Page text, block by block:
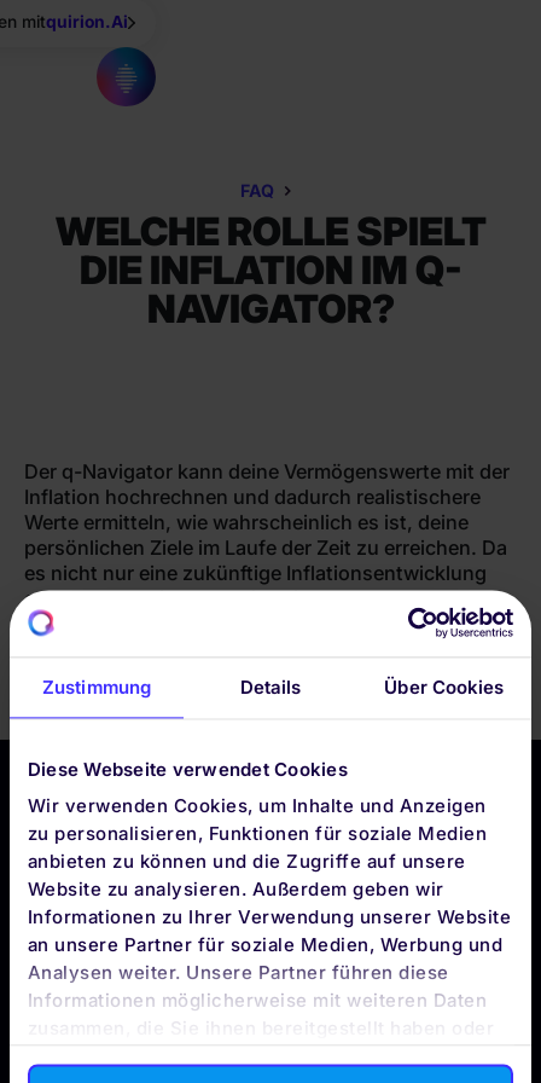
Zustimmung Details Über Cookies
Diese Webseite verwendet Cookies
Wir verwenden Cookies, um Inhalte und Anzeigen
zu personalisieren, Funktionen für soziale Medien
anbieten zu können und die Zugriffe auf unsere
Website zu analysieren. Außerdem geben wir
Informationen zu Ihrer Verwendung unserer Website
an unsere Partner für soziale Medien, Werbung und
Analysen weiter. Unsere Partner führen diese
Informationen möglicherweise mit weiteren Daten
zusammen, die Sie ihnen bereitgestellt haben oder
mitquirion.Ai
FAQ
WELCHE ROLLE SPIELT
DIE INFLATION IM Q-
NAVIGATOR?
Der q-Navigator kann deine Vermögenswerte mit der
Inflation hochrechnen und dadurch realistischere
Werte ermitteln, wie wahrscheinlich es ist, deine
persönlichen Ziele im Laufe der Zeit zu erreichen. Da
es nicht nur eine zukünftige Inflationsentwicklung
geben kann, wird auch diese in den 1.000
Kapitalmarktszenarien modelliert. Die Inflation wird
DIE QUIRION APP
BLEIBE
APP-TO-DATE